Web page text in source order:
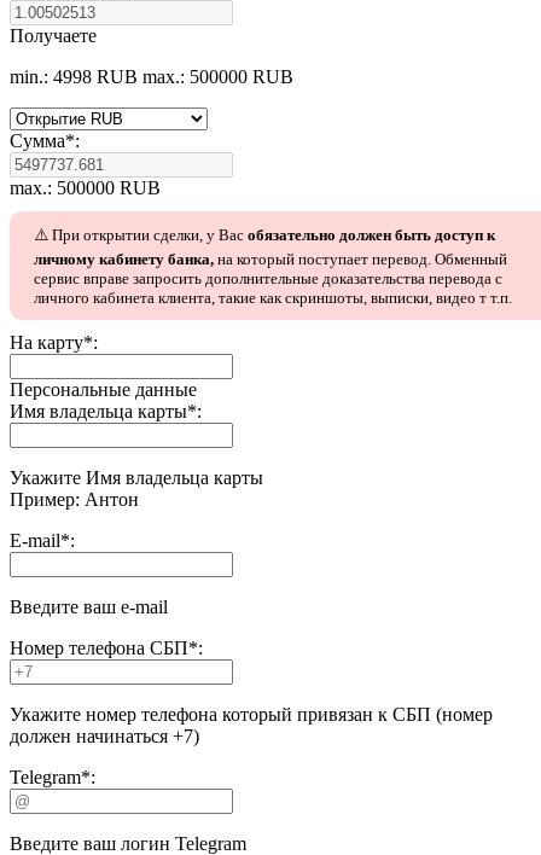
Получаете
min.: 4998 RUB max.: 500000 RUB
Сумма*:
max.: 500000 RUB
⚠️ При открытии сделки, у Вас обязательно должен быть доступ к
личному кабинету банка, на который поступает перевод. Обменный
сервис вправе запросить дополнительные доказательства перевода с
личного кабинета клиента, такие как скриншоты, выписки, видео т т.п.
На карту*:
Персональные данные
Имя владельца карты*:
Укажите Имя владельца карты
Пример: Антон
E-mail*:
Введите ваш e-mail
Номер телефона СБП*:
Укажите номер телефона который привязан к СБП (номер
должен начинаться +7)
Telegram*:
Введите ваш логин Telegram